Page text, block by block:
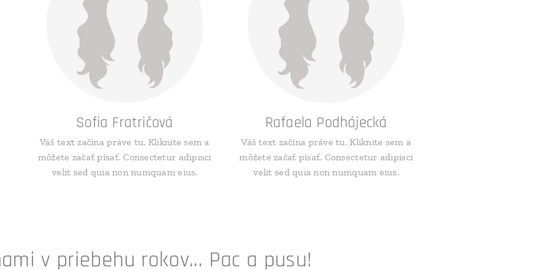
Sofia Fratričová
Váš text začína práve tu. Kliknite sem a
môžete začať písať. Consectetur adipisci
velit sed quia non numquam eius.
Rafaela Podhájecká
Váš text začína práve tu. Kliknite sem a
môžete začať písať. Consectetur adipisci
velit sed quia non numquam eius.
v priebehu rokov... Pac a pusu!